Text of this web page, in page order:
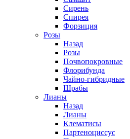
Сирень
Спирея
Форзиция
Розы
Назад
Розы
Почвопокровные
Флорибунда
Чайно-гибридные
Шрабы
Лианы
Назад
Лианы
Клематисы
Партеноциссус